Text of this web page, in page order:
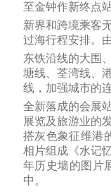
至金钟作新终点
新界和跨境乘客
过海行程安排。
东铁沿线的大围
塘线、荃湾线、
线，加强城市的连
全新落成的会展
展览及旅游业的
搭灰色象征维港
相片组成《水记
年历史墙的图片
中。